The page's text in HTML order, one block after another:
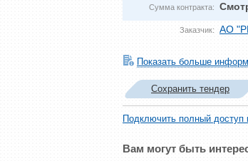
Сумма контракта:
Заказчик: АО
Показать больше
Сохранить тендер
Подключить полный доступ
Вам могут быть